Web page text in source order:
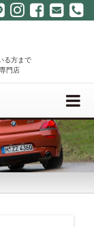
る方まで
門店